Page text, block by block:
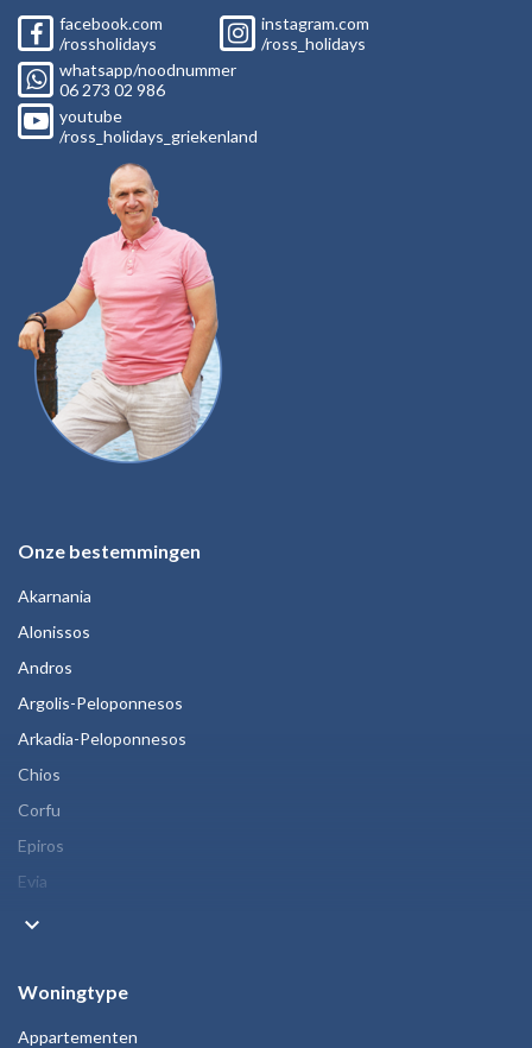
facebook.com
/rossholidays
instagram.com
/ross_holidays
whatsapp/noodnummer
06 273 02 986
youtube
/ross_holidays_griekenland
Onze bestemmingen
Akarnania
Alonissos
Andros
Argolis-Peloponnesos
Arkadia-Peloponnesos
Chios
Corfu
Epiros
Evia
keyboard_arrow_down
Woningtype
Appartementen